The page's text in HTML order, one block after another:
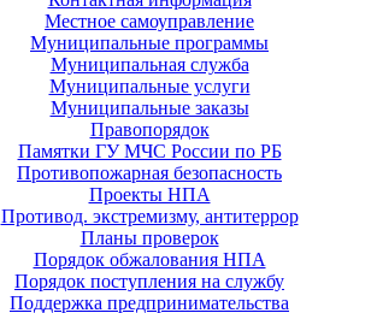
Местное самоуправление
Муниципальные программы
Муниципальная служба
Муниципальные услуги
Муниципальные заказы
Правопорядок
Памятки ГУ МЧС России по РБ
Противопожарная безопасность
Проекты НПА
Противод. экстремизму, антитеррор
Планы проверок
Порядок обжалования НПА
Порядок поступления на службу
Поддержка предпринимательства